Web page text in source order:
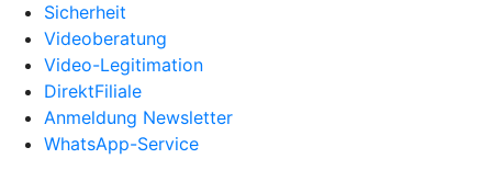
Sicherheit
Videoberatung
Video-Legitimation
DirektFiliale
Anmeldung Newsletter
WhatsApp-Service